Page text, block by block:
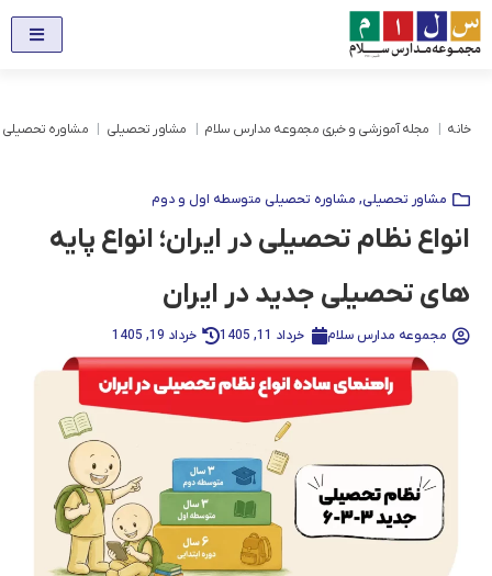
خانه مجله آموزشی و خبری مجموعه مدارس سلام مشاور تحصیلی مشاوره
مشاور تحصیلی, مشاوره تحصیلی متوسطه اول و دوم
انواع نظام تحصیلی در ایران؛ انواع پایه
های تحصیلی جدید در ایران
مجموعه مدارس سلام خرداد 11, 1405 خرداد 19, 1405